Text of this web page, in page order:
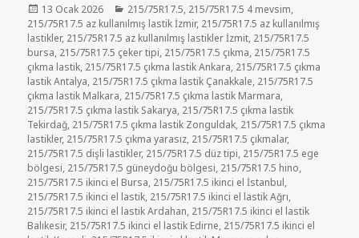
Yayın
tarihi
13 Ocak 2026 Kategoriler
215/75R17.5, 215/75R17.5 4 mevsim,
215/75R17.5 az kullanılmış lastik İzmir, 215/75R17.5 az kullanılmış
lastikler, 215/75R17.5 az kullanılmış lastikler İzmit, 215/75R17.5
bursa, 215/75R17.5 çeker tipi, 215/75R17.5 çıkma, 215/75R17.5
çıkma lastik, 215/75R17.5 çıkma lastik Ankara, 215/75R17.5 çıkma
lastik Antalya, 215/75R17.5 çıkma lastik Çanakkale, 215/75R17.5
çıkma lastik Malkara, 215/75R17.5 çıkma lastik Marmara,
215/75R17.5 çıkma lastik Sakarya, 215/75R17.5 çıkma lastik
Tekirdağ, 215/75R17.5 çıkma lastik Zonguldak, 215/75R17.5 çıkma
lastikler, 215/75R17.5 çıkma yarasız, 215/75R17.5 çıkmalar,
215/75R17.5 dişli lastikler, 215/75R17.5 düz tipi, 215/75R17.5 ege
bölgesi, 215/75R17.5 güneydoğu bölgesi, 215/75R17.5 hino,
215/75R17.5 ikinci el Bursa, 215/75R17.5 ikinci el İstanbul,
215/75R17.5 ikinci el lastik, 215/75R17.5 ikinci el lastik Ağrı,
215/75R17.5 ikinci el lastik Ardahan, 215/75R17.5 ikinci el lastik
Balıkesir, 215/75R17.5 ikinci el lastik Edirne, 215/75R17.5 ikinci el